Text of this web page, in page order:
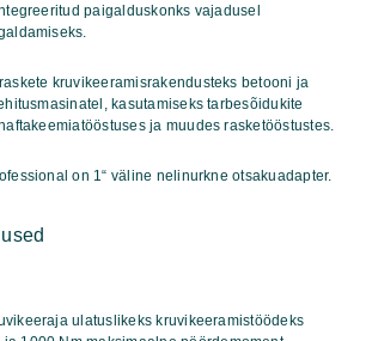
paigalduskonks vajadusel
kruvikeeramisrakendusteks betooni ja
kasutamiseks tarbesõidukite
ja muudes rasketööstustes.
on 1“ väline nelinurkne otsakuadapter.
ulatuslikeks kruvikeeramistöödeks